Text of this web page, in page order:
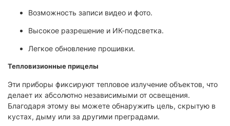
Возможность записи видео и фото.
Высокое разрешение и ИК-подсветка.
Легкое обновление прошивки.
Тепловизионные прицелы
Эти приборы фиксируют тепловое излучение объектов, что
делает их абсолютно независимыми от освещения.
Благодаря этому вы можете обнаружить цель, скрытую в
кустах, дыму или за другими преградами.